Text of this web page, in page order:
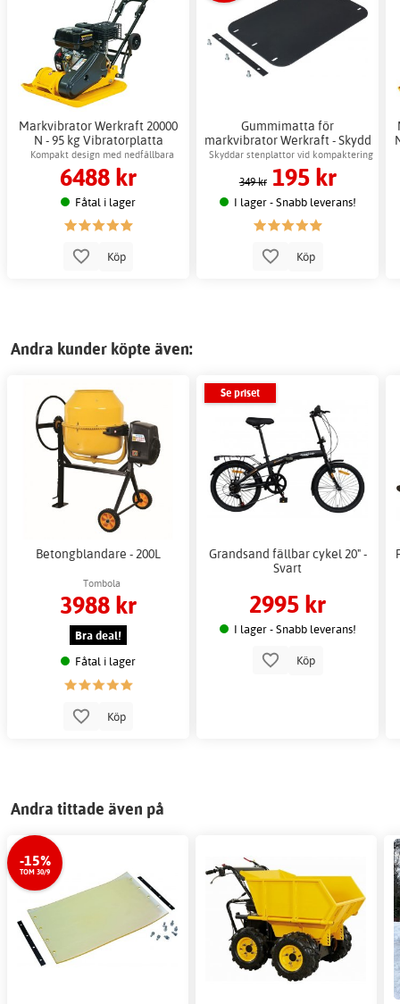
Markvibrator Werkraft 20000
N - 95 kg Vibratorplatta
Padda Grus
Kompakt design med nedfällbara
transporthjul
6488 kr
Fåtal i lager
Köp
Gummimatta för
markvibrator Werkraft - Skydd
för padda grus
Skyddar stenplattor vid kompaktering
349 kr 195 kr
I lager - Snabb leverans!
Köp
Andra kunder köpte även:
Betongblandare - 200L
Tombola
3988 kr
Bra deal!
Fåtal i lager
Köp
Se priset
Grandsand fällbar cykel 20" -
Svart
2995 kr
I lager - Snabb leverans!
Köp
Andra tittade även på
-15%
TOM 30/9